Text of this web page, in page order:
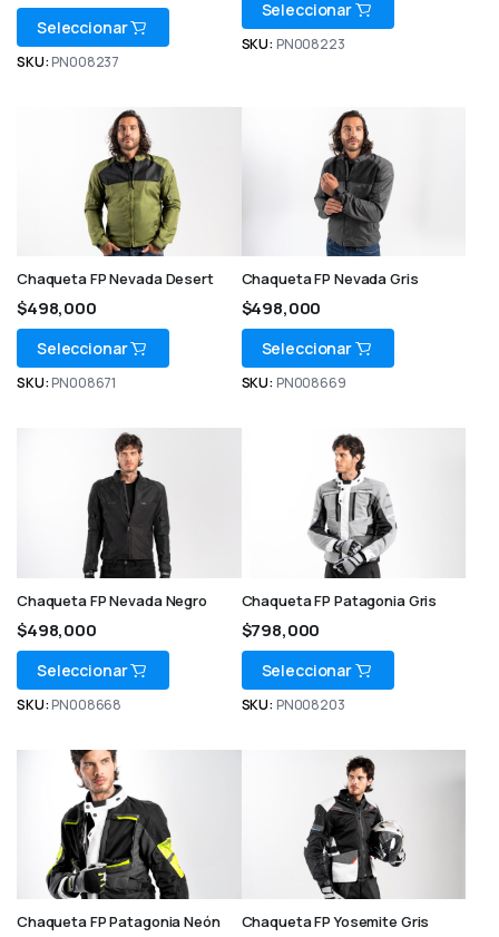
Seleccionar
SKU: PN008237
Seleccionar
SKU: PN008223
Chaqueta FP Nevada Desert
$498,000
Seleccionar
SKU: PN008671
Chaqueta FP Nevada Gris
$498,000
Seleccionar
SKU: PN008669
Chaqueta FP Nevada Negro
$498,000
Seleccionar
SKU: PN008668
Chaqueta FP Patagonia Gris
$798,000
Seleccionar
SKU: PN008203
Chaqueta FP Patagonia Neón Chaqueta FP Yosemite Gris